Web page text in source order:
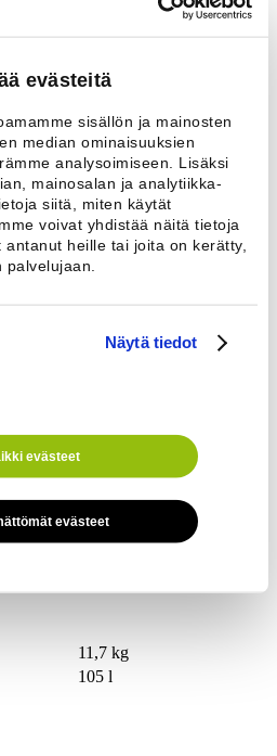
evästeitä
sisällön ja mainosten
median ominaisuuksien
analysoimiseen. Lisäksi
mainosalan ja analytiikka-
siitä, miten käytät
voivat yhdistää näitä tietoja
heille tai joita on kerätty,
Näytä tiedot
evästeet
evästeet
muotoilusta. Ohjelmapaneeli on
ohjelmaa. Moppi mallissa on
suunniteltua ohjelmaa. Moppi-
linkousteho nihkeille ja kosteille
hygienia ohjelma koneen
ja 5 vuoden rakennetakuu (lisätietoja
11,7 kg
105 l